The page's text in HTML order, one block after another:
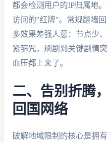
都会检测用户的IP归属地
访问的"红牌"。常规翻墙
多效果差强人意：节点少
紧箍咒，刷剧到关键剧情
血压都上来了。
二、告别折腾
回国网络
破解地域限制的核心是拥